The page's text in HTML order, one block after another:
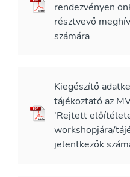
rendezvényen
résztvevő
számára
Kiegészítő
tájékoztató az
’Rejtett
workshopjára/
jelentkezők